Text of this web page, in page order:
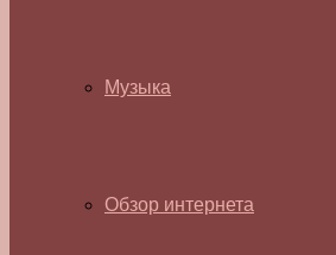
Музыка
Обзор интернета